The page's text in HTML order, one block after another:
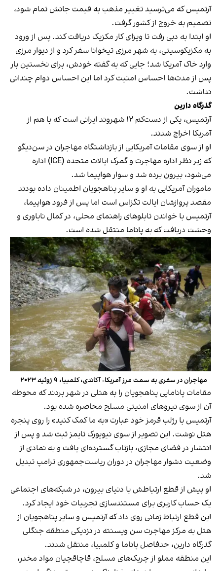
آرتمیس که می‌ترسید تغییر مذهب به قیمت جانش تمام شود،
تصمیم به خروج از کشور گرفت.
او ابتدا به دبی رفت تا ویزای کار مکزیک دریافت کند. پس از ورود
به مکزیکوسیتی، به شهر مرزی تیخوانا سفر کرد و از دیوار مرزی
وارد خاک آمریکا شد؛ جایی که به گفته خودش، برای نخستین بار
پس از مدت‌ها احساس امنیت کرد اما این احساس دوام چندانی
نداشت.
گذرگاه دارین
آرتمیس، یکی از دست‌کم ۱۲ شهروند ایرانی است که با هم از
آمریکا اخراج شدند.
او از سوی مقامات آمریکایی از بازداشتگاه مهاجران در سن‌دیگو
که زیر نظر اداره مهاجرت و گمرک ایالات متحده (ICE) اداره
می‌شود، بیرون برده‌ شد و سوار هواپیما شد.
ماموران آمریکایی به او و سایر پناهجویان اطمینان داده ‌بودند
مقصد پروازشان ایالت تگزاس است اما پس از فرود هواپیما،
آرتمیس با خواندن تابلوهای راهنمای محلی، در کمال ناباوری و
وحشت دریافت که به پاناما منتقل شده ‌است.
مهاجران در سفری به سمت مرز آمریکا- آکاندی، کلمبیا، ۹ ژوئیه ۲۰۲۳
مقامات پانامایی پناهجویان را به هتلی در شهر بردند که محوطه
آن از سوی نیروهای امنیتی مسلح محاصره شده ‌بود.
آرتمیس با رژلب قرمز خود عبارت «به ما کمک کنید» را روی پنجره
هتل نوشت. این تصویر از سوی نیویورک تایمز ثبت شد و پس از
انتشار در فضای مجازی، بازتاب گسترده‌ای یافت و به نمادی از
وضعیت دشوار مهاجران در دوران ریاست‌جمهوری ترامپ تبدیل
شد.
او پیش از قطع ارتباطش با دنیای بیرون، در شبکه‌های اجتماعی
یک حساب کاربری برای مستندسازی تجربیات خود ایجاد کرد.
این قطع ارتباط زمانی روی داد که آرتمیس و سایر پناهجویان از
هتل به مرکز مهاجرت سن ویسنته در نزدیکی منطقه جنگلی
گذرگاه دارین، حدفاصل پاناما و کلمبیا، منتقل شدند.
این منطقه مملو از چریک‌های مسلح، قاچاقچیان مواد مخدر،